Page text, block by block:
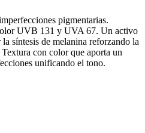
pigmentarias.
UVB 131 y UVA 67. Un activo
síntesis de melanina reforzando la
con color que aporta un
unificando el tono.